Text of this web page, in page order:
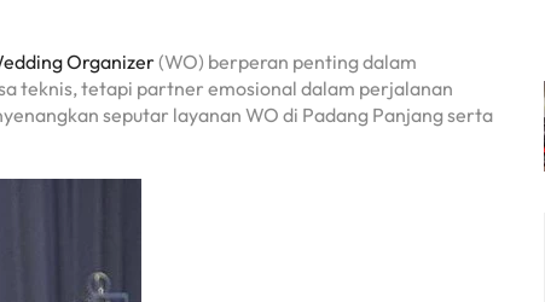
Organizer(WO) berperan penting dalam
teknis, tetapi partner emosional dalam perjalanan
seputar layanan WO di Padang Panjang serta